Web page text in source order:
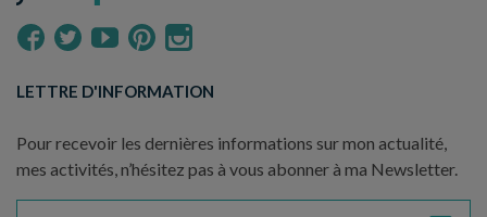
LETTRE D'INFORMATION
Pour recevoir les dernières informations sur mon actualité,
mes activités, n’hésitez pas à vous abonner à ma Newsletter.